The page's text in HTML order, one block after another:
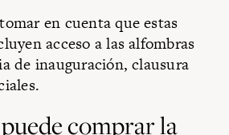
en cuenta que estas
acceso a las alfombras
de inauguración, clausura
comprar la